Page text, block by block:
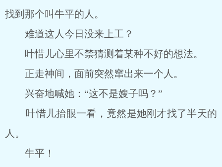
找到那个叫牛平的人。
难道这人今日没来上工？
叶惜儿心里不禁猜测着某种不好的想法。
正走神间，面前突然窜出来一个人。
兴奋地喊她：“这不是嫂子吗？”
叶惜儿抬眼一看，竟然是她刚才找了半天的
人。
牛平！